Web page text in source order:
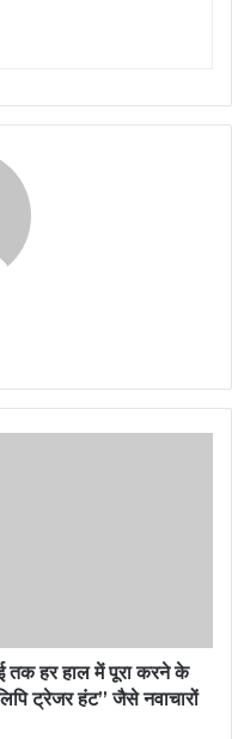
तक हर हाल में पूरा करने के
ट्रेजर हंट” जैसे नवाचारों